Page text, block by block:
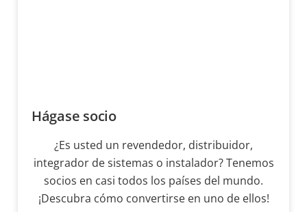
Hágase socio
¿Es usted un revendedor, distribuidor,
integrador de sistemas o instalador? Tenemos
socios en casi todos los países del mundo.
¡Descubra cómo convertirse en uno de ellos!